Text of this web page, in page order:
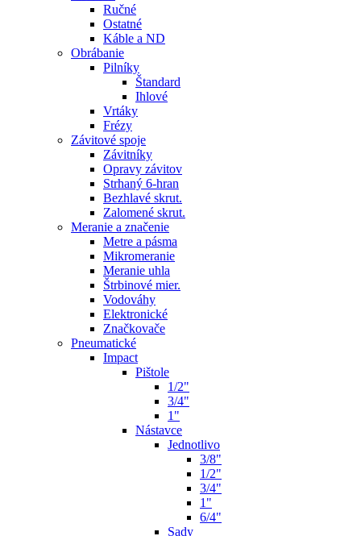
Ručné
Ostatné
Káble a ND
Obrábanie
Pilníky
Štandard
Ihlové
Vrtáky
Frézy
Závitové spoje
Závitníky
Opravy závitov
Strhaný 6-hran
Bezhlavé skrut.
Zalomené skrut.
Meranie a značenie
Metre a pásma
Mikromeranie
Meranie uhla
Štrbinové mier.
Vodováhy
Elektronické
Značkovače
Pneumatické
Impact
Pištole
1/2"
3/4"
1"
Nástavce
Jednotlivo
3/8"
1/2"
3/4"
1"
6/4"
Sady